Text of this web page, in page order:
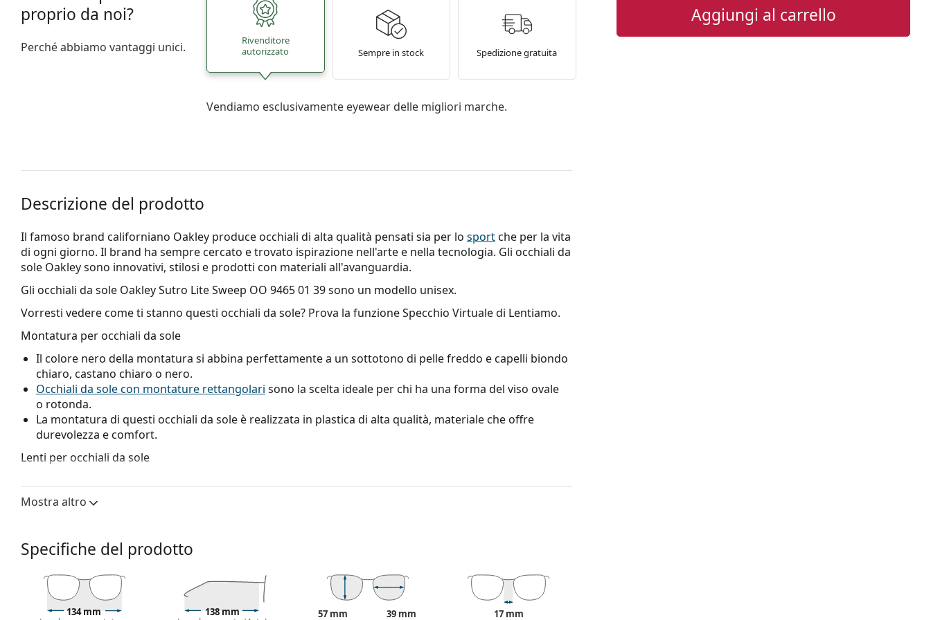
Aggiungi al carrello
proprio da noi?
Perché abbiamo vantaggi unici.
Rivenditore
autorizzato
Sempre in stock Spedizione gratuita
Vendiamo esclusivamente eyewear delle migliori marche.
Descrizione del prodotto
Il famoso brand californiano Oakley produce occhiali di alta qualità pensati sia per lo sportche per la vita
di ogni giorno. Il brand ha sempre cercato e trovato ispirazione nell'arte e nella tecnologia. Gli occhiali da
sole Oakley sono innovativi, stilosi e prodotti con materiali all'avanguardia.
Gli occhiali da sole Oakley Sutro Lite Sweep OO 9465 01 39sono un modello unisex.
Vorresti vedere come ti stanno questi occhiali da sole? Prova la funzione Specchio Virtuale di Lentiamo.
Montatura per occhiali da sole
Il colore nero della montatura si abbina perfettamente a un sottotono di pelle freddo e capelli biondo
chiaro, castano chiaro o nero.
Occhiali da sole con montature rettangolari sono la scelta ideale per chi ha una forma del viso ovale
o rotonda.
La montatura di questi occhiali da sole è realizzata in plastica di alta qualità, materiale che offre
durevolezza e comfort.
Lenti per occhiali da sole
contrasto, accentuano i dettagli e migliorano la visione al crepuscolo.
Le lenti sono in plastica, i cui innegabili vantaggi sono la leggerezza e la resistenza alla rottura.
acuità visiva eccellenti. L'HDO elimina l'ingrandimento e la distorsione dell'immagine, consentendoti di
vedere gli oggetti esattamente come appaiono e dove sono realmente. La soluzione brevettata nella
tecnologia HDO sta ottenendo risultati eccellenti nei test dell'American National Standards Institute e
offre un'immagine visiva e una protezione unica.
Le lenti Prizmregolano la vista in base al tipo di attività, sport e ambiente. Sono progettate per una
Mostra altro
Specifiche del prodotto
134 mm 138 mm 57 mm 39 mm 17 mm